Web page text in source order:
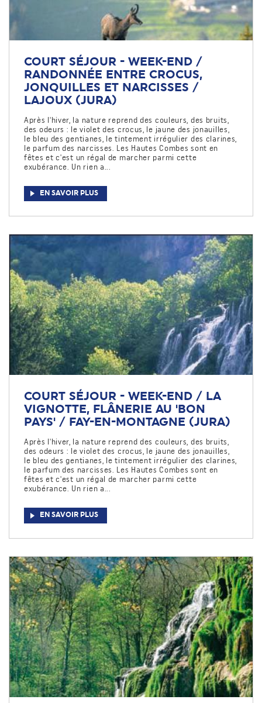
COURT SÉJOUR - WEEK-END /
RANDONNÉE ENTRE CROCUS,
JONQUILLES ET NARCISSES /
LAJOUX (JURA)
Après l'hiver, la nature reprend des couleurs, des bruits,
des odeurs : le violet des crocus, le jaune des jonauilles,
le bleu des gentianes, le tintement irrégulier des clarines,
le parfum des narcisses. Les Hautes Combes sont en
fêtes et c'est un régal de marcher parmi cette
exubérance. Un rien a...
EN SAVOIR PLUS
COURT SÉJOUR - WEEK-END / LA
VIGNOTTE, FLÂNERIE AU 'BON
PAYS' / FAY-EN-MONTAGNE (JURA)
Après l'hiver, la nature reprend des couleurs, des bruits,
des odeurs : le violet des crocus, le jaune des jonauilles,
le bleu des gentianes, le tintement irrégulier des clarines,
le parfum des narcisses. Les Hautes Combes sont en
fêtes et c'est un régal de marcher parmi cette
exubérance. Un rien a...
EN SAVOIR PLUS